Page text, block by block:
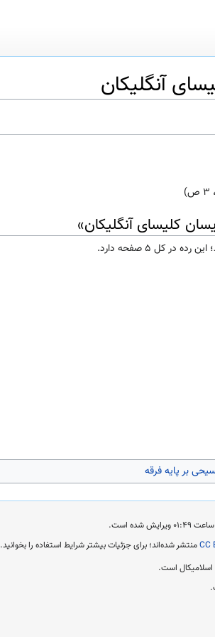
آنگلیکان
کلیسای آنگلیکان»
بر پایه فرقه
CCمنتشر شده‌اند؛ برای جزئیات بیشتر شرایط استفاده را بخوانید.
اسلامیکال است.